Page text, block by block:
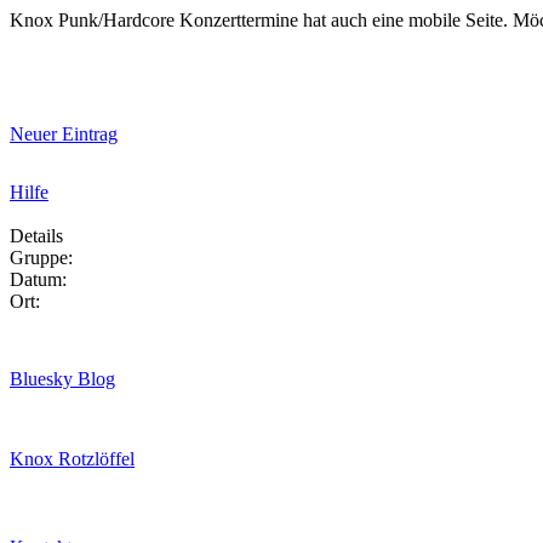
Knox Punk/Hardcore Konzerttermine hat auch eine mobile Seite.
Neuer Eintrag
Hilfe
Details
Gruppe:
Datum:
Ort:
Bluesky Blog
Knox Rotzlöffel